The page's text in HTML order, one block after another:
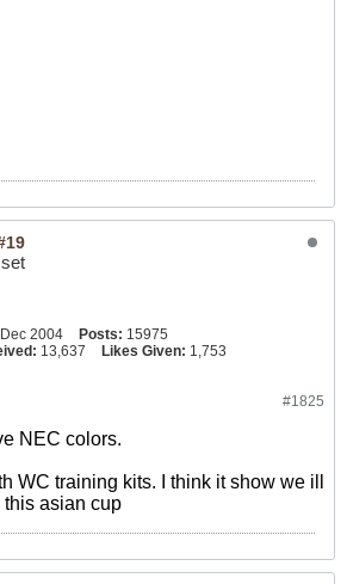
Dec 2004 Posts: 15975
13,637 Likes Given: 1,753
#1825
NEC colors.
WC training kits. I think it show we ill
asian cup